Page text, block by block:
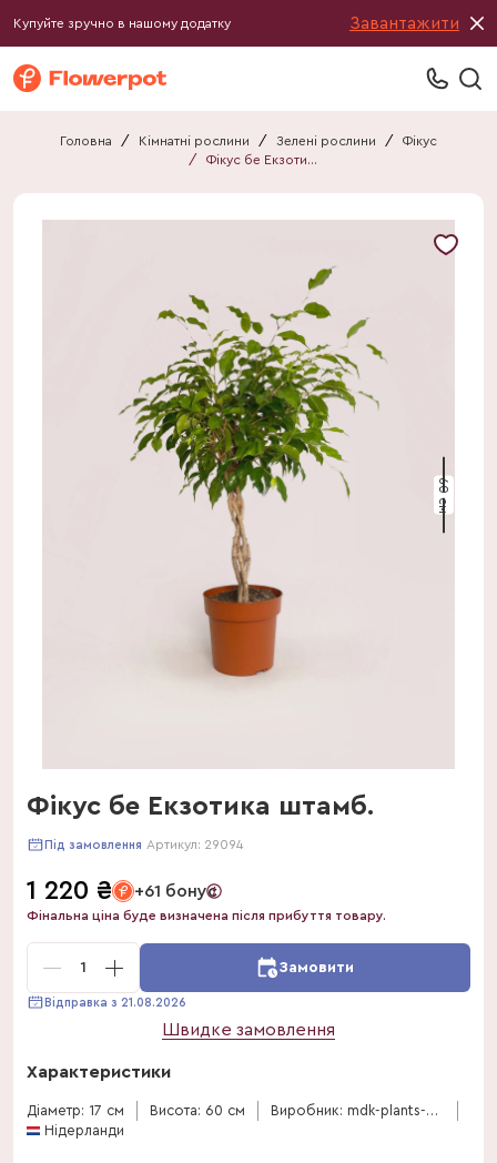
Купуйте зручно в нашому додатку Завантажити
Головна / Кімнатні рослини / Зелені рослини /
Фікус
/
Фікус бе Екзотика штамб.
60 см
Фікус бе Екзотика штамб.
Під замовлення Артикул: 29094
1 220 ₴ +61 бонус
Фінальна ціна буде визначена після прибуття товару.
1 Замовити
Відправка з 21.08.2026
Швидке замовлення
Характеристики
Діаметр: 17 см Висота: 60 см
Виробник: mdk-plants-and-decorations
Нідерланди